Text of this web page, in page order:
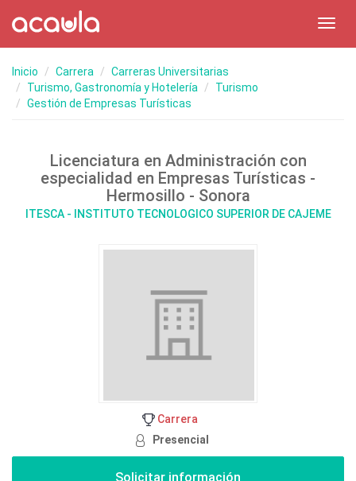
Inicio Carrera
Carreras Universitarias
Turismo, Gastronomía y Hotelería
Turismo
Gestión de Empresas Turísticas
Licenciatura en Administración con
especialidad en Empresas Turísticas -
Hermosillo - Sonora
ITESCA - INSTITUTO TECNOLOGICO SUPERIOR DE CAJEME
Carrera
Presencial